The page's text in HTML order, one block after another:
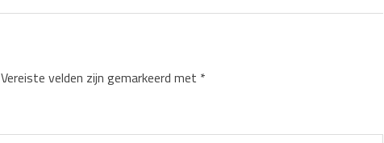
Vereiste velden zijn gemarkeerd met *